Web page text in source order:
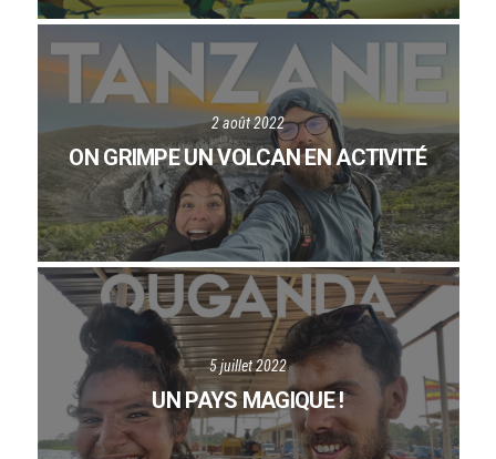
2 août 2022
ON GRIMPE UN VOLCAN EN ACTIVITÉ
5 juillet 2022
UN PAYS MAGIQUE !